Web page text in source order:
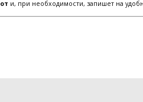
и, при необходимости, запишет на